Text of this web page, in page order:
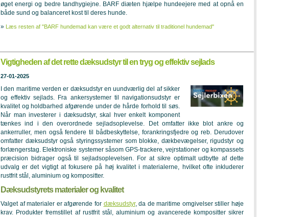
øget energi og bedre tandhygiejne. BARF diæten hjælpe hundeejere med at opnå en
både sund og balanceret kost til deres hunde.
» Læs resten af "BARF hundemad kan være et godt alternativ til traditionel hundemad"
Vigtigheden af det rette dæksudstyr til en tryg og effektiv sejlads
27-01-2025
I den maritime verden er dæksudstyr en uundværlig del af sikker
og effektiv sejlads. Fra ankersystemer til navigationsudstyr er
kvalitet og holdbarhed afgørende under de hårde forhold til søs.
Når man investerer i dæksudstyr, skal hver enkelt komponent
tænkes ind i den overordnede sejladsoplevelse. Det omfatter ikke blot ankre og
ankerruller, men også fendere til bådbeskyttelse, forankringsfjedre og reb. Derudover
omfatter dæksudstyr også styringssystemer som blokke, dækbevægelser, rigudstyr og
forlængerstag. Elektroniske systemer såsom GPS-trackere, vejrstationer og kompassets
præcision bidrager også til sejladsoplevelsen. For at sikre optimalt udbytte af dette
udvalg er det vigtigt at fokusere på høj kvalitet i materialerne, hvilket ofte inkluderer
rustfrit stål, aluminium og kompositter.
Dæksudstyrets materialer og kvalitet
Valget af materialer er afgørende for dæksudstyr, da de maritime omgivelser stiller høje
krav. Produkter fremstillet af rustfrit stål, aluminium og avancerede kompositter sikrer